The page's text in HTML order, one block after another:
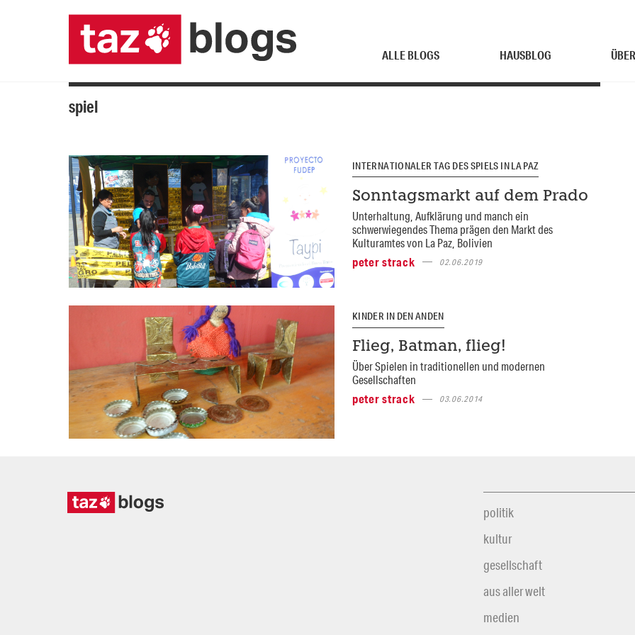
ALLE BLOGS HAUSBLOG
spiel
INTERNATIONALER TAG DES SPIELS IN LA PAZ
Sonntagsmarkt auf dem Prado
Unterhaltung, Aufklärung und manch ein
schwerwiegendes Thema prägen den Markt des
Kulturamtes von La Paz, Bolivien
peter strack
02.06.2019
KINDER IN DEN ANDEN
Flieg, Batman, flieg!
Über Spielen in traditionellen und modernen
Gesellschaften
peter strack
03.06.2014
politik
kultur
gesellschaft
aus aller welt
medien